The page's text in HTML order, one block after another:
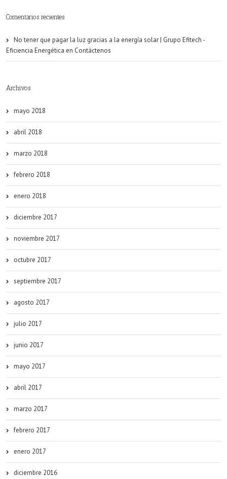
Comentarios recientes
No tener que pagar la luz gracias a la energía solar | Grupo Efitech -
Eficiencia Energética en Contáctenos
Archivos
mayo 2018
abril 2018
marzo 2018
febrero 2018
enero 2018
diciembre 2017
noviembre 2017
octubre 2017
septiembre 2017
agosto 2017
julio 2017
junio 2017
mayo 2017
abril 2017
marzo 2017
febrero 2017
enero 2017
diciembre 2016